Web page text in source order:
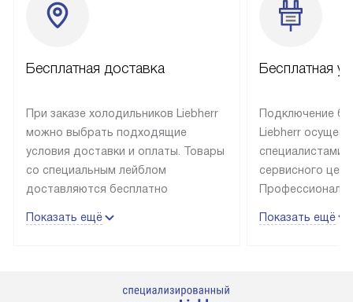
Бесплатная доставка
При заказе холодильников Liebherr
можно выбрать подходящие
условия доставки и оплаты. Товары
со специальным лейблом
доставляются бесплатно
до подъезда, выезд за МКАД
Показать ещё
Бесплатная
Подключение
Liebherr
специалистами
сервисного
эксплуатации
Показать ещё